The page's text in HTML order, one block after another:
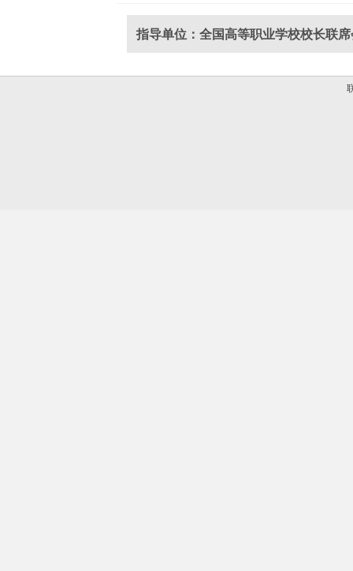
指导单位：全国高等职业学校校长联